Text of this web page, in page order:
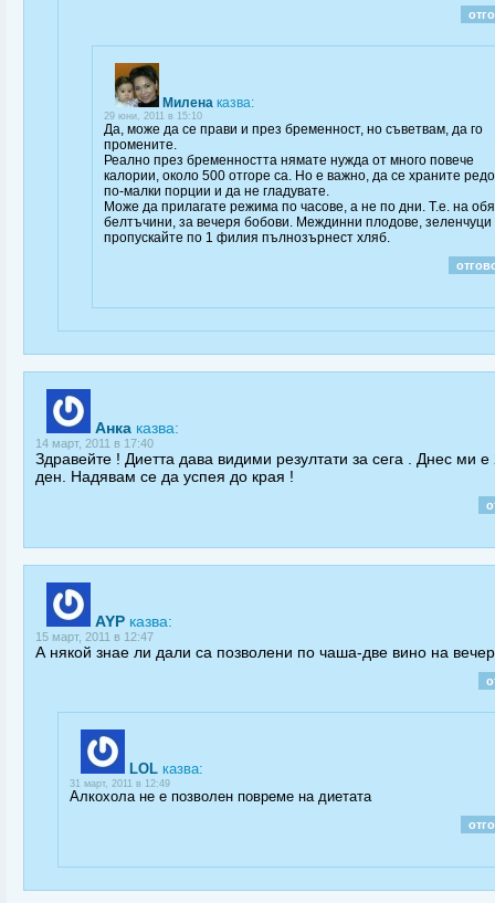
Милена казва:
29 юни, 2011 в 15:10
Да, може да се прави и през бременност, но съветвам, да го
промените.
Реално през бременността нямате нужда от много повече
калории, около 500 отгоре са. Но е важно, да се храните
по-малки порции и да не гладувате.
Може да прилагате режима по часове, а не по дни. Т.е. на
белтъчини, за вечеря бобови. Междинни плодове, зеленчуци
пропускайте по 1 филия пълнозърнест хляб.
Анка казва:
14 март, 2011 в 17:40
Здравейте ! Диетта дава видими резултати за сега . Днес ми е
ден. Надявам се да успея до края !
AYP казва:
15 март, 2011 в 12:47
А някой знае ли дали са позволени по чаша-две вино на
LOL казва:
31 март, 2011 в 12:49
Алкохола не е позволен повреме на диетата